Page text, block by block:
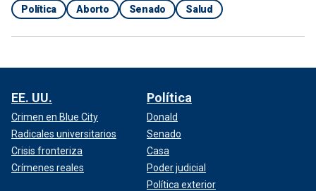
Política Aborto Senado Salud
EE. UU.
Crimen en Blue City
Radicales universitarios
Crisis fronteriza
Crímenes reales
Política
Donald
Senado
Casa
Poder judicial
Política exterior